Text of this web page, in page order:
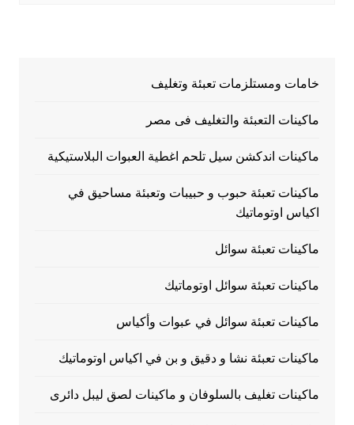
خامات ومستلزمات تعبئة وتغليف
ماكينات التعبئة والتغليف فى مصر
ماكينات اندكشن سيل تلحم اغطية العبوات البلاستيكية
ماكينات تعبئة حبوب و حبيبات وتعبئة مساحيق في
اكياس اوتوماتيك
ماكينات تعبئة سوائل
ماكينات تعبئة سوائل اوتوماتيك
ماكينات تعبئة سوائل في عبوات وأكياس
ماكينات تعبئة نشا و دقيق و بن في اكياس اوتوماتيك
ماكينات تغليف بالسلوفان و ماكينات لصق ليبل دائرى